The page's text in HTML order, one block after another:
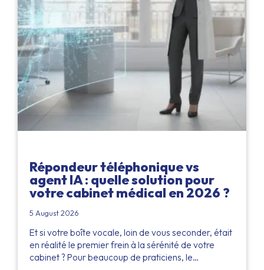
Répondeur téléphonique vs
agent IA : quelle solution pour
votre cabinet médical en 2026 ?
5 August 2026
Et si votre boîte vocale, loin de vous seconder, était
en réalité le premier frein à la sérénité de votre
cabinet ? Pour beaucoup de praticiens, le…